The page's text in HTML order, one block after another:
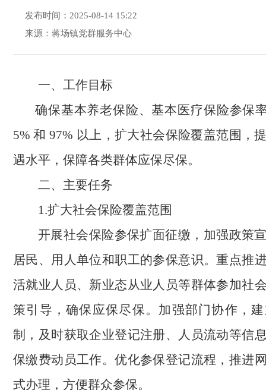
发布时间：2025-08-14 15:22
来源：蒋场镇党群服务中心
一、工作目标
确保基本养老保险、基本医疗保险参保
5% 和 97% 以上，扩大社会保险覆盖范围，
遇水平，保障各类群体应保尽保。
二、主要任务
1.扩大社会保险覆盖范围
开展社会保险参保扩面征缴，加强政策
居民、用人单位和职工的参保意识。重点推
活就业人员、新业态从业人员等群体参加社
策引导，确保应保尽保。加强部门协作，
制，及时获取企业登记注册、人员流动等信
保缴费动员工作。优化参保登记流程，推进
式办理，方便群众参保。